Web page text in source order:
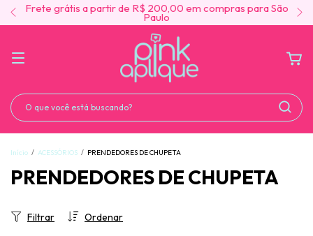
Para demais regiões a partir de R$ 300,00 consulte seu
CEP*
Início / ACESSÓRIOS / PRENDEDORES DE CHUPETA
PRENDEDORES DE CHUPETA
Ordenar
Filtrar